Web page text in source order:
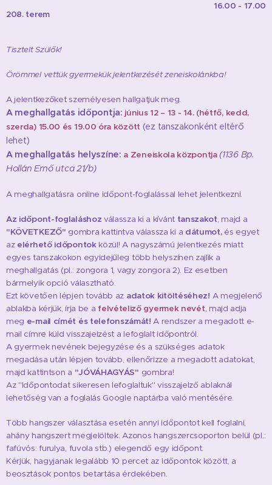
208. terem
16.00 - 17.00
Tisztelt Szülők!
Örömmel vettük gyermekük jelentkezését zeneiskolánkba!
A jelentkezőket személyesen hallgatjuk meg.
A meghallgatás időpontja: június 12 – 13 - 14. (hétfő, kedd,
szerda) 15.00 és 19.00 óra között (ez tanszakonként eltérő
lehet)
A meghallgatás helyszíne: a Zeneiskola központja (1136 Bp.
Hollán Ernő utca 21/b)
A meghallgatásra online időpont-foglalással lehet jelentkezni.
Az időpont-foglaláshoz válassza ki a kívánt tanszakot, majd a
"KÖVETKEZŐ" gombra kattintva válassza ki a dátumot,és egyet
az elérhető időpontokközül! A nagyszámú jelentkezés miatt
egyes tanszakokon egyidejűleg több helyszínen zajlik a
meghallgatás (pl.: zongora 1, vagy zongora 2). Ez esetben
bármelyik opció választható.
Ezt követően lépjen tovább az adatok kitöltéséhez! A megjelenő
ablakba kérjük, írja be a felvételiző gyermek nevét, majd adja
meg e-mail címét és telefonszámát!A rendszer a megadott e-
mail címre küld visszajelzést a lefoglalt időpontról.
A gyermek nevének bejegyzése és a szükséges adatok
megadása után lépjen tovább, ellenőrizze a megadott adatokat,
majd kattintson a "JÓVÁHAGYÁS" gombra!
Az "Időpontodat sikeresen lefoglaltuk" visszajelző ablaknál
lehetőség van a foglalás Google naptárba való mentésére.
Több hangszer választása esetén annyi időpontot kell foglalni,
ahány hangszert megjelöltek. Azonos hangszercsoporton belül (pl.:
fafúvós: furulya, fuvola stb.) elegendő egy időpont.
Kérjük, hagyjanak legalább 10 percet az időpontok között, a
beosztások pontos betartása érdekében.